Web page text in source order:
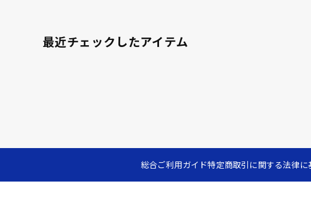
最近チェックしたアイテム
総合ご利用ガイド特定商取引に関する法律に